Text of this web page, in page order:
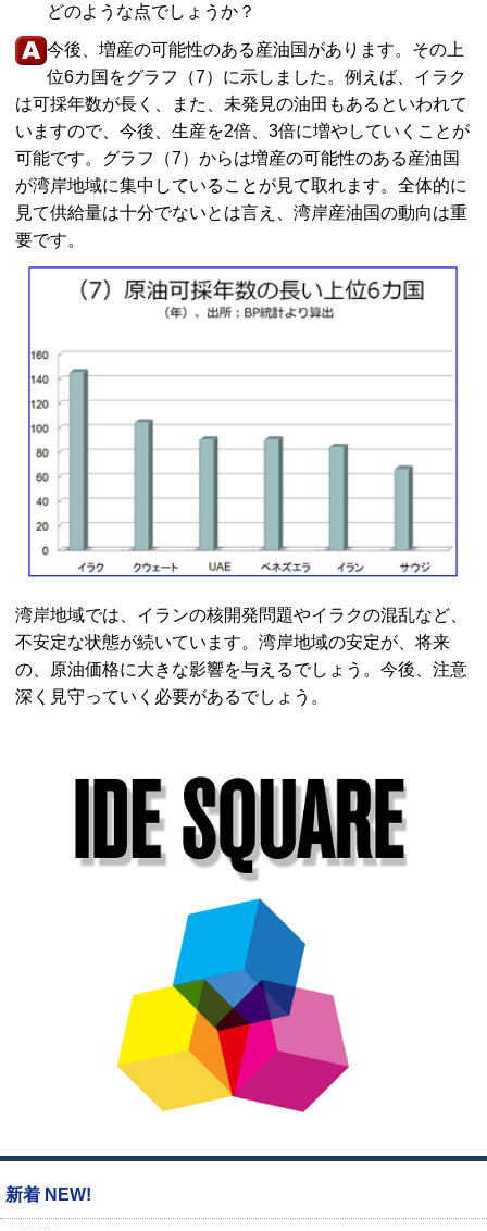
どのような点でしょうか？
今後、増産の可能性のある産油国があります。その上
位6カ国をグラフ（7）に示しました。例えば、イラク
は可採年数が長く、また、未発見の油田もあるといわれて
いますので、今後、生産を2倍、3倍に増やしていくことが
可能です。グラフ（7）からは増産の可能性のある産油国
が湾岸地域に集中していることが見て取れます。全体的に
見て供給量は十分でないとは言え、湾岸産油国の動向は重
要です。
湾岸地域では、イランの核開発問題やイラクの混乱など、
不安定な状態が続いています。湾岸地域の安定が、将来
の、原油価格に大きな影響を与えるでしょう。今後、注意
深く見守っていく必要があるでしょう。
新着 NEW!